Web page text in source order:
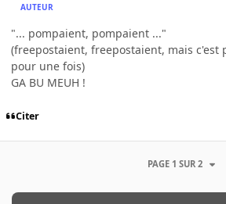
AUTEUR
"... pompaient, pompaient ..."
(freepostaient, freepostaient, mais c'est
pour une fois)
GA BU MEUH !
Citer
PAGE 1 SUR 2